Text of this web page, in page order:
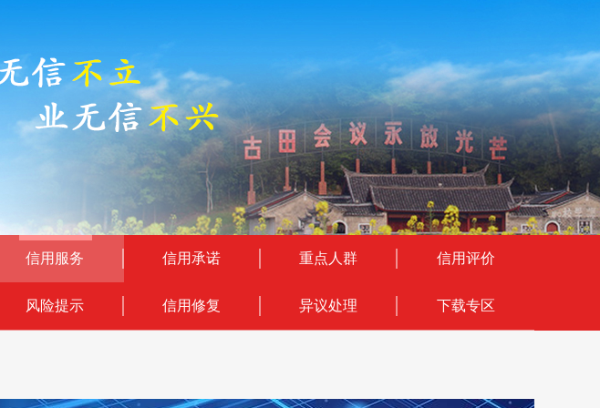
信用服务 信用承诺 重点人群 信用评价
风险提示 信用修复 异议处理 下载专区